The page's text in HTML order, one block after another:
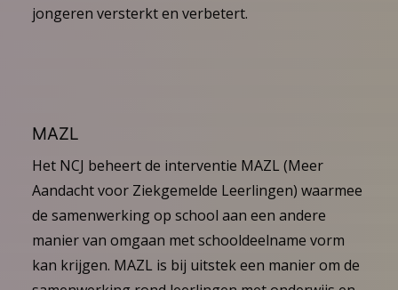
jongeren versterkt en verbetert.
MAZL
Het NCJ beheert de interventie MAZL (Meer
Aandacht voor Ziekgemelde Leerlingen) waarmee
de samenwerking op school aan een andere
manier van omgaan met schooldeelname vorm
kan krijgen. MAZL is bij uitstek een manier om de